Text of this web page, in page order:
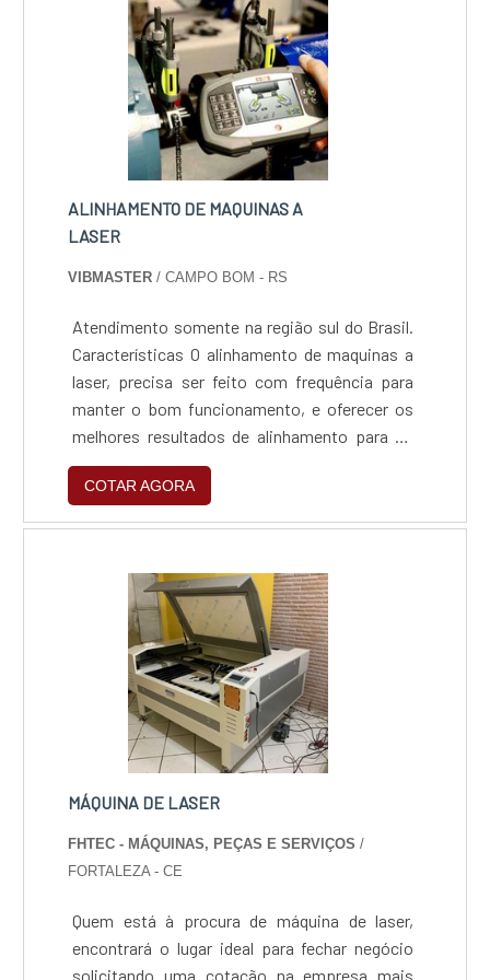
ALINHAMENTO DE MAQUINAS A
LASER
VIBMASTER / CAMPO BOM - RS
Atendimento somente na região sul do Brasil.
Características O alinhamento de maquinas a
laser, precisa ser feito com frequência para
manter o bom funcionamento, e oferecer os
melhores resultados de alinhamento para os
produtos. Aplicações Esse tipo de serviço
pode ser solicitado em diversos setores do
mercado, como por exemplo: - Setor
Além das aplicações, o serviço ainda oferece
diversas vant....
COTAR AGORA
MÁQUINA DE LASER
FHTEC - MÁQUINAS, PEÇAS E SERVIÇOS /
FORTALEZA - CE
Quem está à procura de máquina de laser,
encontrará o lugar ideal para fechar negócio
solicitando uma cotação na empresa mais